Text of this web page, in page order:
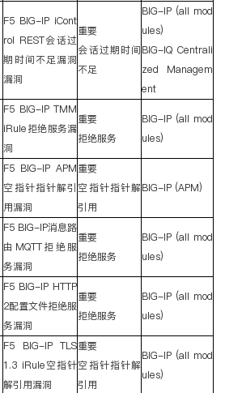
F5 BIG-IP iCont
rol REST会话过
期时间不足漏洞
漏洞
重要
会话过期时间
不足
BIG-IP (all mod
ules)
BIG-IQ Centrali
zed Managem
ent
F5 BIG-IP TMM
iRule拒绝服务漏
洞
重要
拒绝服务
BIG-IP (all mod
ules)
F5 BIG-IP APM
空指针指针解引
用漏洞
重要
空指针指针解
引用
BIG-IP (APM)
F5 BIG-IP消息路
由 MQTT拒绝服
务漏洞
重要
拒绝服务
BIG-IP (all mod
ules)
F5 BIG-IP HTTP
2配置文件拒绝服
务漏洞
重要
拒绝服务
BIG-IP (all mod
ules)
F5 BIG-IP TLS
1.3 iRule空指针
解引用漏洞
重要
空指针指针解
引用
BIG-IP (all mod
ules)